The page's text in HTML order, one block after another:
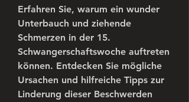
Erfahren Sie, warum ein wunder
Unterbauch und ziehende
Schmerzen in der 15.
Schwangerschaftswoche auftreten
können. Entdecken Sie mögliche
Ursachen und hilfreiche Tipps zur
Linderung dieser Beschwerden